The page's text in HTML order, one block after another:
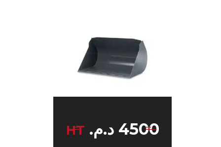
4500 د.م. HT